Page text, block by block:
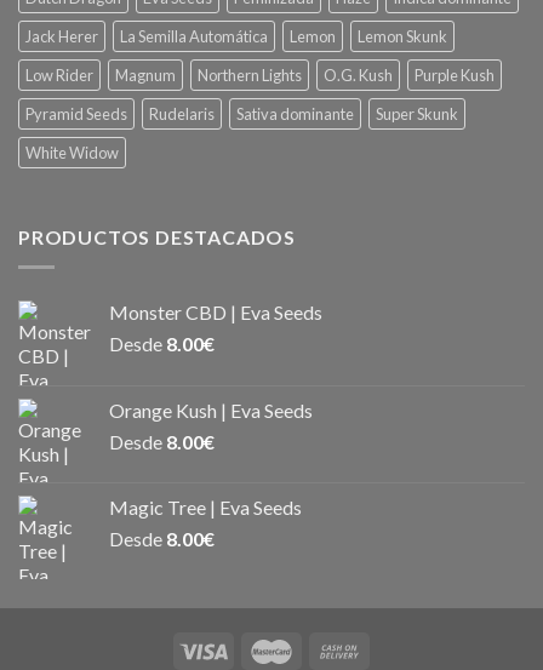
Jack Herer
La Semilla Automática Lemon
Lemon Skunk
Low Rider
Magnum Northern Lights O.G. Kush
Purple Kush
Pyramid Seeds
Rudelaris Sativa dominante
Super Skunk
White Widow
PRODUCTOS DESTACADOS
Monster CBD | Eva Seeds
Desde 8.00€
Orange Kush | Eva Seeds
Desde 8.00€
Magic Tree | Eva Seeds
Desde 8.00€